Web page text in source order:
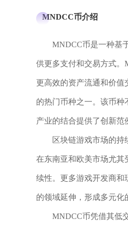
MNDCC币介绍
MNDCC币是一种基
供更多支付和交易方式。
更高效的资产流通和价值
的热门币种之一。该币
产业的结合提供了创新范
区块链游戏市场的
在东南亚和欧美市场尤其
续性。更多游戏开发商和
的领域延伸，形成多元化
MNDCC币凭借其低